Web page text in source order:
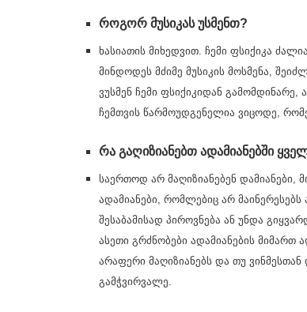
როგორ მუსიკას უსმენთ?
ხასიათის მიხედვით. ჩემი ფსიქიკა
მინდოდეს მძიმე მუსიკის მოსმენა,
ვუსმენ ჩემი ფსიქიკიდან
ჩემთვის წარმოუდგენელია ვიცოდე,
რა გაღიზიანებთ ადამიანებში
საერთოდ არ მაღიზიანებენ დამიანები,
ადამიანები, რომლებიც არ
შესაბამისად პიროვნება ან უნდა
ასეთი გრძნობები ადამიანების მიმართ
არაფერი მაღიზიანებს და თუ
გამჭვირვალე.